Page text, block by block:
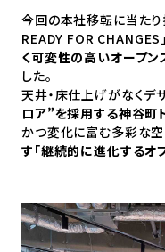
今回の本社移転に当たり
READY FOR CHANGES
く可変性の高いオープ
した。
天井・床仕上げがなくデ
ロア”を採用する神谷町
かつ変化に富む多彩な空
す「継続的に進化するオ